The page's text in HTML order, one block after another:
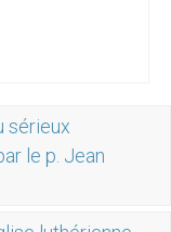
sérieux
le p. Jean